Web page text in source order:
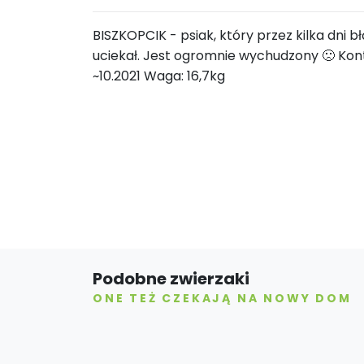
BISZKOPCIK - psiak, który przez kilka dni
uciekał. Jest ogromnie wychudzony 🙁
~10.2021 Waga: 16,7kg
Podobne zwierzaki
ONE TEŻ CZEKAJĄ NA NOWY DOM